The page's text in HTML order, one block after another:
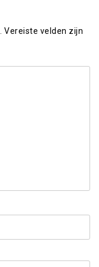
Vereiste velden zijn